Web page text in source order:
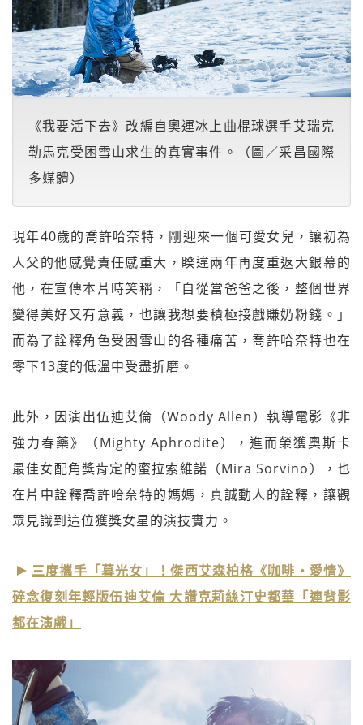
《我要活下去》改編自奧運冰上曲棍球選手艾瑞克
勒馬克受困雪山求生的真實事件。（圖／采昌國際
多媒體）
現年40歲的喬許哈奈特，剛迎來一個可愛女兒，讓初為
人父的他感覺責任感重大，睽違兩年再度重返大銀幕的
他，在宣傳本片時笑稱，「自從當爸爸之後，整個世界
變得美好又有意義，也讓我想要積極接戲賺奶粉錢。」
而為了詮釋角色受困雪山的各種痛苦，喬許哈奈特也在
零下13度的低溫中受盡折磨。
此外，因演出伍迪艾倫（Woody Allen）執導電影《非
強力春藥》（Mighty Aphrodite），進而榮獲奧斯卡
最佳女配角獎肯定的蜜拉索維諾（Mira Sorvino），也
在片中詮釋喬許哈奈特的媽媽，真誠動人的詮釋，讓觀
眾見識到這位獲獎女星的演技實力。
三度攜手「暮光女」！傑西艾森柏格《咖啡‧愛情》
碎念復刻年輕版伍迪艾倫 大讚克莉絲汀史都華「連背影
都在演戲」